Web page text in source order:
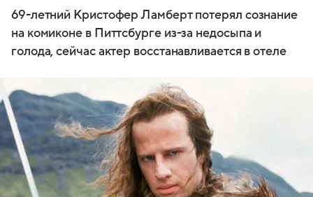
69-летний Кристофер Ламберт потерял сознание
на комиконе в Питтсбурге из-за недосыпа и
голода, сейчас актер восстанавливается в отеле